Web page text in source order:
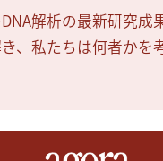
解析の最新研究成
、私たちは何者かを